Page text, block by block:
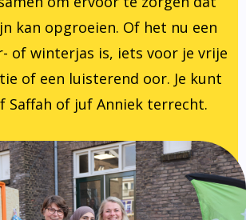
kan opgroeien. Of het nu een
of winterjas is, iets voor je vrije
of een luisterend oor. Je kunt
Saffah of juf Anniek terrecht.